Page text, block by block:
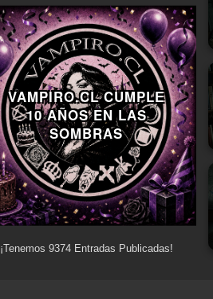
VAMPIRO.CL CUMPLE
10 AÑOS EN LAS
SOMBRAS
¡Tenemos 9374Entradas Publicadas!